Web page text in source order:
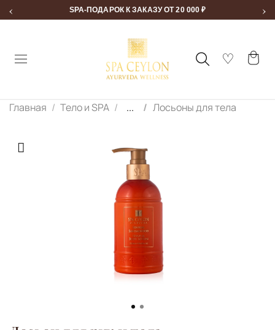
‹ SPA-ПОДАРОК К ЗАКАЗУ ОТ 20 000 ₽ ›
Главная Тело и SPA ... Лосьоны для тела